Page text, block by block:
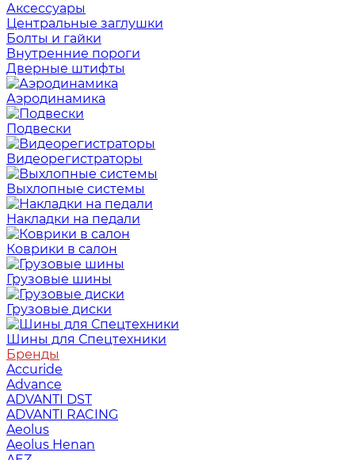
Аксессуары
Центральные заглушки
Болты и гайки
Внутренние пороги
Дверные штифты
Аэродинамика
Подвески
Видеорегистраторы
Выхлопные системы
Накладки на педали
Коврики в салон
Грузовые шины
Грузовые диски
Шины для Спецтехники
Бренды
Accuride
Advance
ADVANTI DST
ADVANTI RACING
Aeolus
Aeolus Henan